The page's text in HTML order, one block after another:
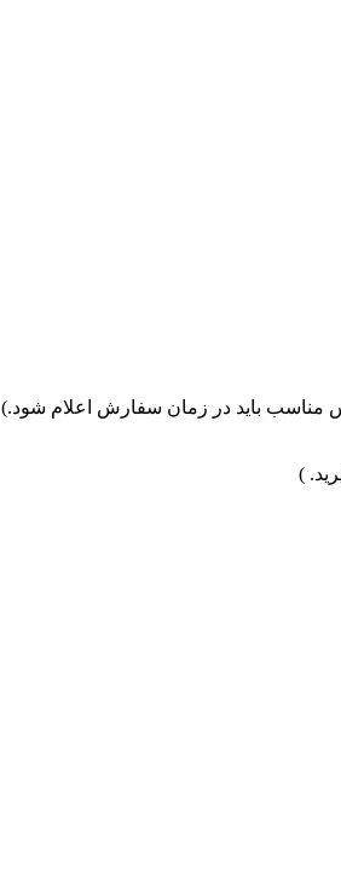
مناسب باید در زمان سفارش اعلام شود.)
)